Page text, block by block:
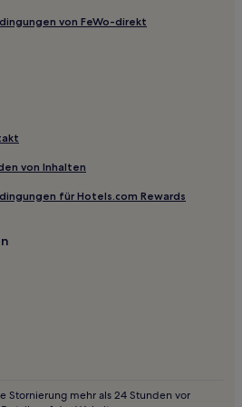
Sciacca
in Mazara del Vallo
in Caltabellotta
Strand von Guidaloca
Strand von Guidaloca
dei Turchi
Trapani-Erice
von FeWo-direkt
von Inhalten
für Hotels.com Rewards
Stornierung mehr als 24 Stunden vor